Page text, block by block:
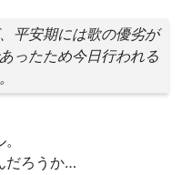
平安期には歌の優劣が
ったため今日行われる
だろうか…